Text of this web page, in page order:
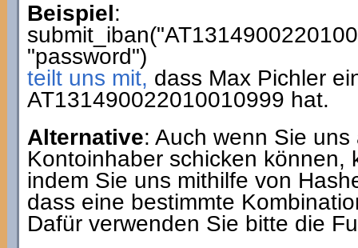
Beispiel:
"password")
teilt uns mit, dass Max Pichler
AT131490022010010999 hat.
Alternative: Auch wenn Sie
Kontoinhaber schicken
indem Sie uns mithilfe von
dass eine bestimmte
Dafür verwenden Sie bitte die